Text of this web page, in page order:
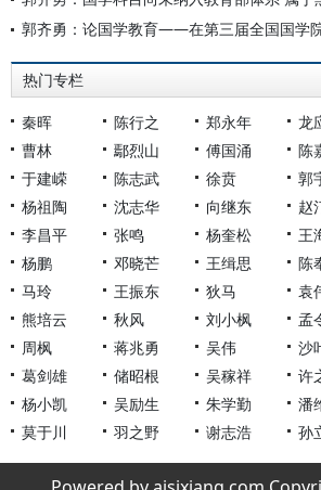
郭齐勇：论国学教育——在第三届全国国学
热门专栏
秦晖 陈行之 郑永年 龙
曹林
鄢烈山 傅国涌 陈
于建嵘
陈志武 徐贲 郭
杨祖陶
沈志华 向继东 赵
李昌平
张鸣 杨奎松 王
杨鹏
邓晓芒 王缉思 陈
马玲
王振东 狄马 袁
熊培云
秋风 刘小枫 孟
周枫
蒋兆勇 吴伟 沙
葛剑雄
储昭根 吴稼祥 许
杨小凯
吴励生 朱学勤 潘
莫于川
羽之野 谢志浩 孙